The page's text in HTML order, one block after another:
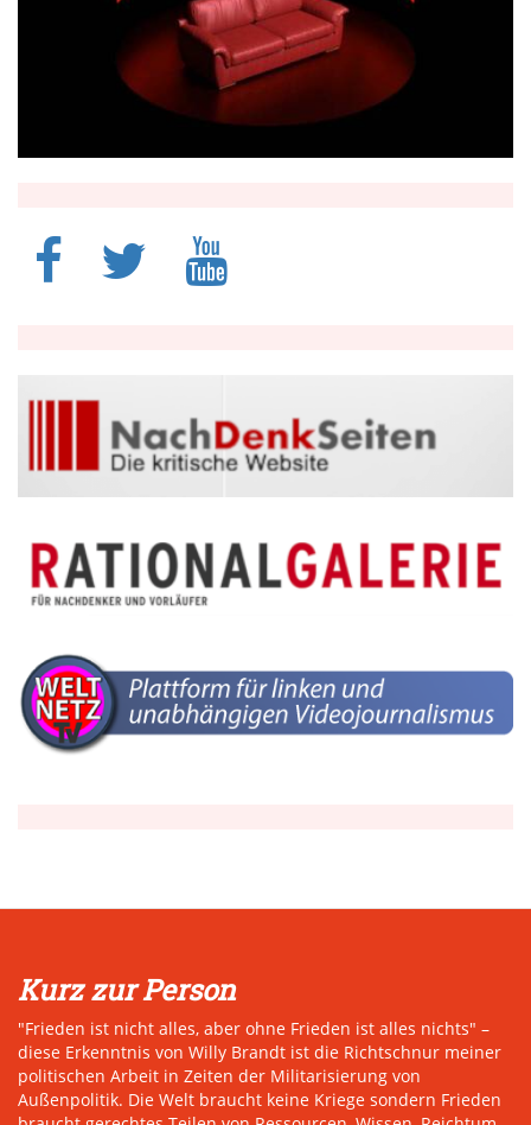
Kurz zur Person
"Frieden ist nicht alles, aber ohne Frieden ist alles nichts" –
diese Erkenntnis von Willy Brandt ist die Richtschnur meiner
politischen Arbeit in Zeiten der Militarisierung von
Außenpolitik. Die Welt braucht keine Kriege sondern Frieden